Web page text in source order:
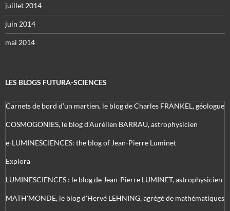
juillet 2014
juin 2014
mai 2014
LES BLOGS FUTURA-SCIENCES
Carnets de bord d’un martien, le blog de Charles FRANKEL, géologue
COSMOGONIES, le blog d'Aurélien BARRAU, astrophysicien
e-LUMINESCIENCES: the blog of Jean-Pierre Luminet
Explora
LUMINESCIENCES : le blog de Jean-Pierre LUMINET, astrophysicien
MATH'MONDE, le blog d'Hervé LEHNING, agrégé de mathématiques